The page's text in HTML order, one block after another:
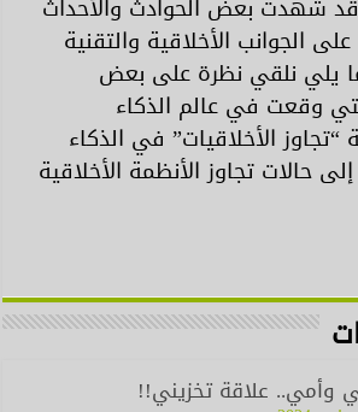
شهدت بعض الحوادث والأحداث
الجوانب الأخلاقية والتقنية
يلي نلقي نظرة على بعض
وقعت في عالم الذكاء
الأخلاقيات” في الذكاء
حالات تجاوز الأنظمة الأخلاقية
وأمي.. علاقة تخزيني!!